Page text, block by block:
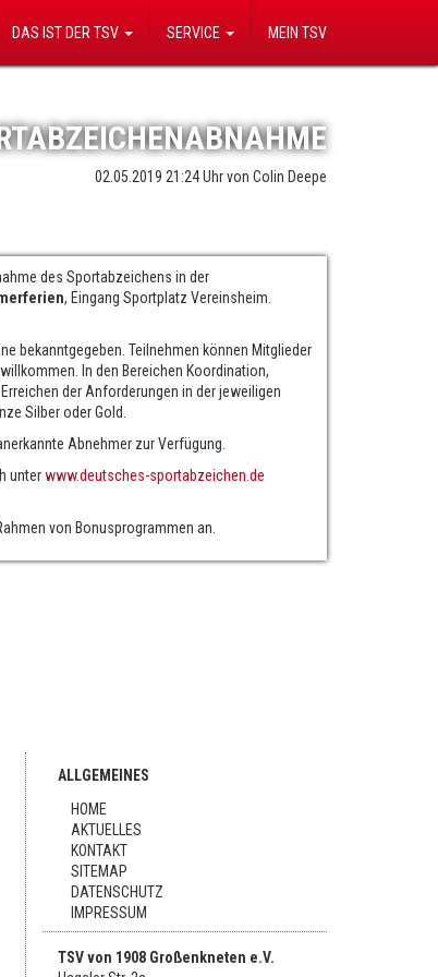
DAS IST DER TSV SERVICE MEIN TSV
02.05.2019 21:24 von Colin Deepe
des Sportabzeichens in der
, Eingang Sportplatz Vereinsheim.
bekanntgegeben. Teilnehmen können Mitglieder
In den Bereichen Koordination,
der Anforderungen in der jeweiligen
Silber oder Gold.
Abnehmer zur Verfügung.
unterwww.deutsches-sportabzeichen.de
von Bonusprogrammen an.
ALLGEMEINES
HOME
AKTUELLES
KONTAKT
SITEMAP
DATENSCHUTZ
IMPRESSUM
TSV von 1908 Großenkneten e.V.